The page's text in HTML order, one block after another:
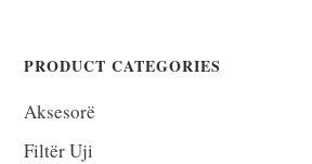
PRODUCT CATEGORIES
Aksesorë
Filtër Uji